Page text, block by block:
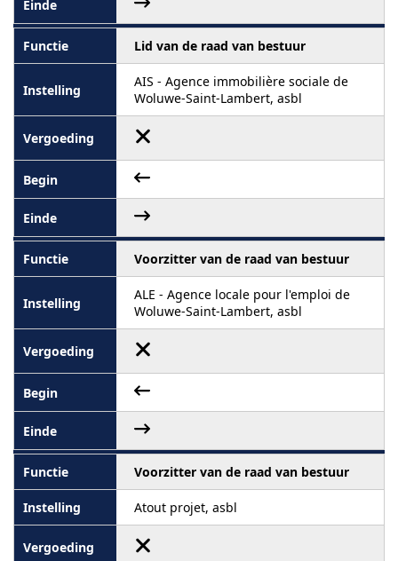
Lid van de raad van bestuur
AIS - Agence immobilière sociale de
Woluwe-Saint-Lambert, asbl
Voorzitter van de raad van bestuur
ALE - Agence locale pour l'emploi de
Woluwe-Saint-Lambert, asbl
Voorzitter van de raad van bestuur
Atout projet, asbl